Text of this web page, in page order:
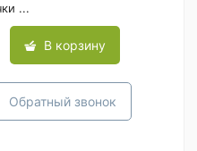
...
В корзину
Обратный звонок